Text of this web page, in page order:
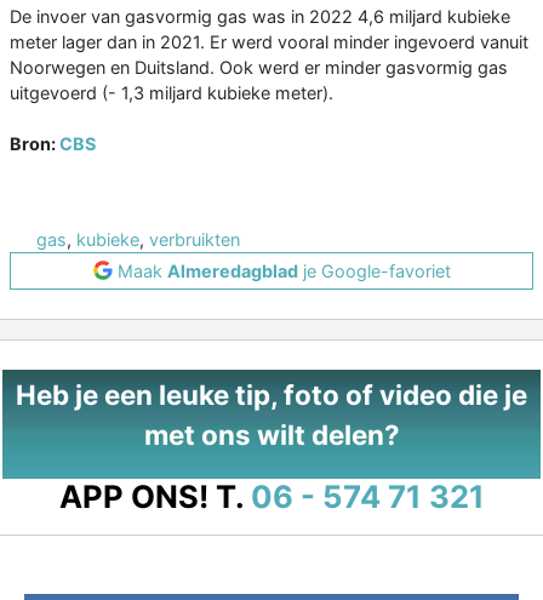
De invoer van gasvormig gas was in 2022 4,6 miljard kubieke
meter lager dan in 2021. Er werd vooral minder ingevoerd vanuit
Noorwegen en Duitsland. Ook werd er minder gasvormig gas
uitgevoerd (- 1,3 miljard kubieke meter).
Bron:CBS
gas, kubieke, verbruikten
Maak Almeredagbladje Google-favoriet
Heb je een leuke tip, foto of video die je
met ons wilt delen?
APP ONS! T. 06 - 574 71 321